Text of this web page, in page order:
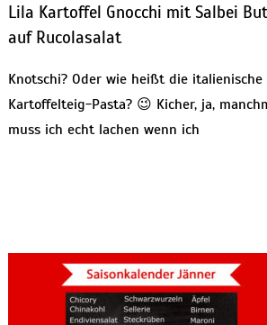
Lila Kartoffel Gnocchi mit Salbei
auf Rucolasalat
Knotschi? Oder wie heißt die italienische
Kartoffelteig-Pasta? 😉 Kicher, ja,
muss ich echt lachen wenn ich